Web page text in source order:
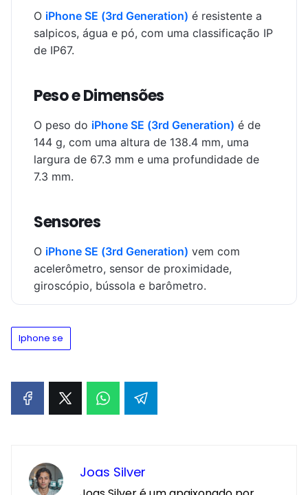
O iPhone SE (3rd Generation) é resistente a
salpicos, água e pó, com uma classificação IP
de IP67.
Peso e Dimensões
O peso do iPhone SE (3rd Generation) é de
144 g, com uma altura de 138.4 mm, uma
largura de 67.3 mm e uma profundidade de
7.3 mm.
Sensores
O iPhone SE (3rd Generation) vem com
acelerômetro, sensor de proximidade,
giroscópio, bússola e barômetro.
Iphone se
Joas Silver